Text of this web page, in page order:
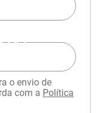
APP
o envio de
com a Política